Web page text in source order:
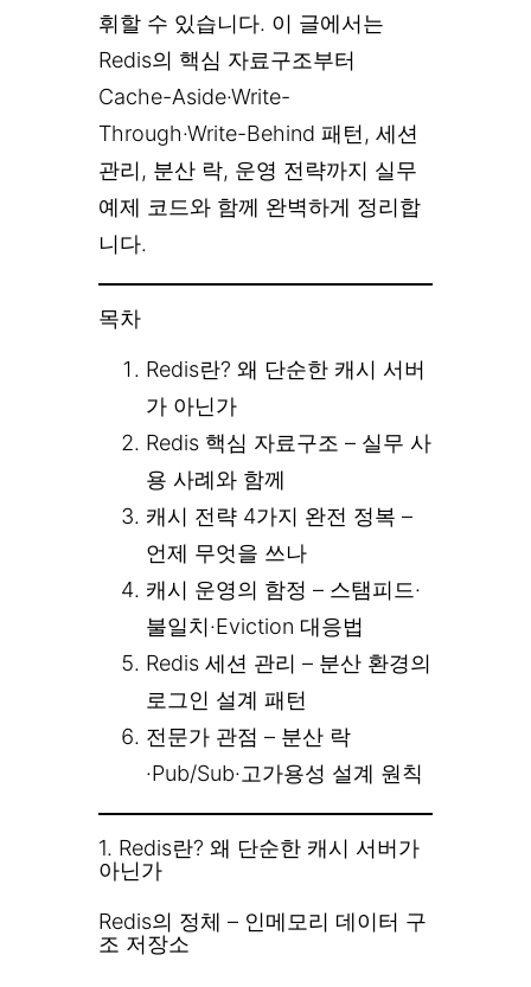
휘할 수 있습니다. 이 글에서는
Redis의 핵심 자료구조부터
Cache-Aside·Write-
Through·Write-Behind 패턴, 세션
관리, 분산 락, 운영 전략까지 실무
예제 코드와 함께 완벽하게 정리합
니다.
목차
Redis란? 왜 단순한 캐시 서버
가 아닌가
Redis 핵심 자료구조 – 실무 사
용 사례와 함께
캐시 전략 4가지 완전 정복 –
언제 무엇을 쓰나
캐시 운영의 함정 – 스탬피드·
불일치·Eviction 대응법
Redis 세션 관리 – 분산 환경의
로그인 설계 패턴
전문가 관점 – 분산 락
·Pub/Sub·고가용성 설계 원칙
1. Redis란? 왜 단순한 캐시 서버가
아닌가
Redis의 정체 – 인메모리 데이터 구
조 저장소